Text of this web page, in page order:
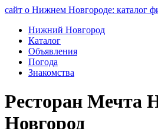
сайт о Нижнем Новгороде: каталог
Нижний Новгород
Каталог
Объявления
Погода
Знакомства
Ресторан Мечта
Новгород